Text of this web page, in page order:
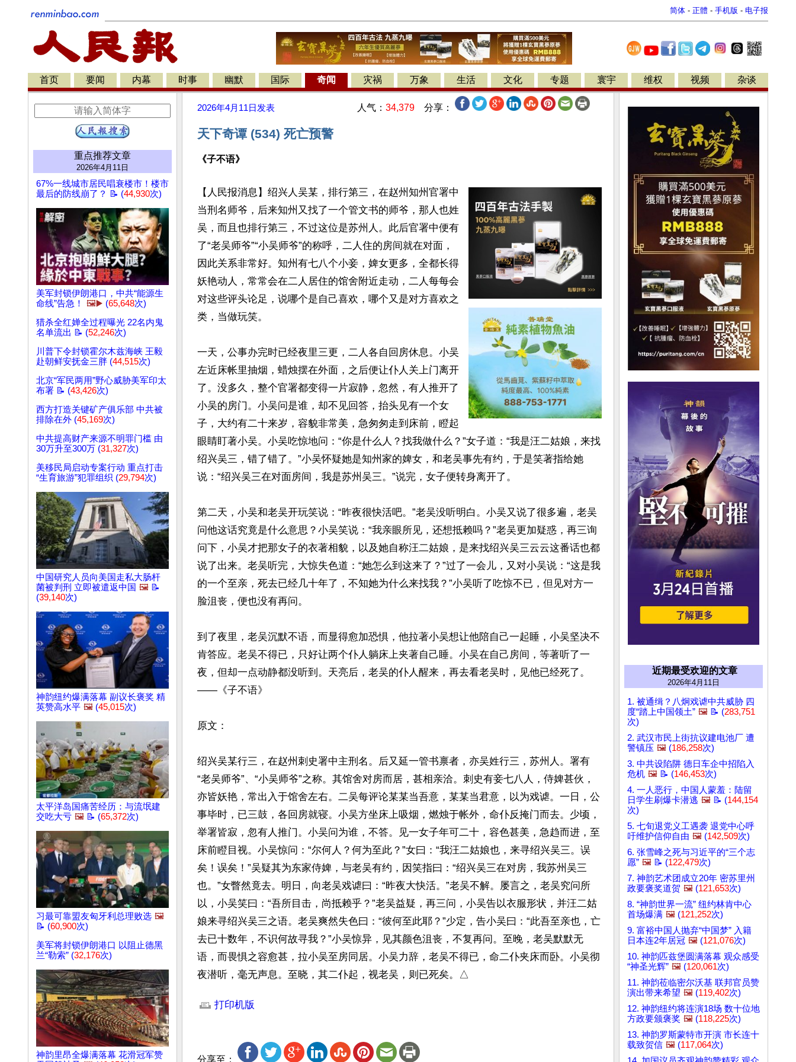
简体 - 正體 - 手机版 - 电子报
首页 要闻 内幕 时事 幽默 国际 奇闻 灾祸 万象 生活 文化 专题 寰宇 维权 视频 杂谈
重点推荐文章
2026年4月11日
67%一线城市居民唱衰楼市！楼市
最后的防线崩了？ 📝 (44,930次)
美军封锁伊朗港口，中共“能源生
命线”告急！
🖼️▶️ (65,648次)
猎杀全红婵全过程曝光 22名内鬼
名单流出 📝 (52,246次)
川普下令封锁霍尔木兹海峡 王毅
赴朝鲜安抚金三胖 (44,515次)
北京“军民两用”野心威胁美军印太
布署 📝 (43,426次)
西方打造关键矿产俱乐部 中共被
排除在外 (45,169次)
中共提高财产来源不明罪门槛 由
30万升至300万 (31,327次)
美移民局启动专案行动 重点打击
“生育旅游”犯罪组织 (29,794次)
中国研究人员向美国走私大肠杆
菌被判刑 立即被遣返中国 🖼️ 📝
(39,140次)
神韵纽约爆满落幕 副议长褒奖 精
英赞高水平 🖼️ (45,015次)
太平洋岛国痛苦经历：与流氓建
交吃大亏 🖼️ 📝 (65,372次)
习最可靠盟友匈牙利总理败选 🖼️
📝 (60,900次)
美军将封锁伊朗港口 以阻止德黑
兰“勒索” (32,176次)
神韵里昂全爆满落幕 花滑冠军赞
2026年4月11日 发表 人气： 34,379 分享：
天下奇谭 (534) 死亡预警
《子不语》
【人民报消息】绍兴人吴某，排行第三，在赵州知州官署中
当刑名师爷，后来知州又找了一个管文书的师爷，那人也姓
吴，而且也排行第三，不过这位是苏州人。此后官署中便有
了“老吴师爷”“小吴师爷”的称呼，二人住的房间就在对面，
因此关系非常好。知州有七八个小妾，婢女更多，全都长得
妖艳动人，常常会在二人居住的馆舍附近走动，二人每每会
对这些评头论足，说哪个是自己喜欢，哪个又是对方喜欢之
类，当做玩笑。
一天，公事办完时已经夜里三更，二人各自回房休息。小吴
左近床帐里抽烟，蜡烛摆在外面，之后便让仆人关上门离开
了。没多久，整个官署都变得一片寂静，忽然，有人推开了
小吴的房门。小吴问是谁，却不见回答，抬头见有一个女
子，大约有二十来岁，容貌非常美，急匆匆走到床前，瞪起
眼睛盯著小吴。小吴吃惊地问：“你是什么人？找我做什么？”女子道：“我是汪二姑娘，来找
绍兴吴三，错了错了。”小吴怀疑她是知州家的婢女，和老吴事先有约，于是笑著指给她
说：“绍兴吴三在对面房间，我是苏州吴三。”说完，女子便转身离开了。
第二天，小吴和老吴开玩笑说：“昨夜很快活吧。”老吴没听明白。小吴又说了很多遍，老吴
问他这话究竟是什么意思？小吴笑说：“我亲眼所见，还想抵赖吗？”老吴更加疑惑，再三询
问下，小吴才把那女子的衣著相貌，以及她自称汪二姑娘，是来找绍兴吴三云云这番话也都
说了出来。老吴听完，大惊失色道：“她怎么到这来了？”过了一会儿，又对小吴说：“这是我
的一个至亲，死去已经几十年了，不知她为什么来找我？”小吴听了吃惊不已，但见对方一
脸沮丧，便也没有再问。
到了夜里，老吴沉默不语，而显得愈加恐惧，他拉著小吴想让他陪自己一起睡，小吴坚决不
肯答应。老吴不得已，只好让两个仆人躺床上夹著自己睡。小吴在自己房间，等著听了一
夜，但却一点动静都没听到。天亮后，老吴的仆人醒来，再去看老吴时，见他已经死了。
——《子不语》
原文：
绍兴吴某行三，在赵州刺史署中主刑名。后又延一管书禀者，亦吴姓行三，苏州人。署有
“老吴师爷”、“小吴师爷”之称。其馆舍对房而居，甚相亲洽。刺史有妾七八人，侍婢甚伙，
亦皆妖艳，常出入于馆舍左右。二吴每评论某某当吾意，某某当君意，以为戏谑。一日，公
事毕时，已三鼓，各回房就寝。小吴方坐床上吸烟，燃烛于帐外，命仆反掩门而去。少顷，
举署皆寂，忽有人推门。小吴问为谁，不答。见一女子年可二十，容色甚美，急趋而进，至
床前瞪目视。小吴惊问：“尔何人？何为至此？”女曰：“我汪二姑娘也，来寻绍兴吴三。误
矣！误矣！”吴疑其为东家侍婢，与老吴有约，因笑指曰：“绍兴吴三在对房，我苏州吴三
也。”女瞥然竟去。明日，向老吴戏谑曰：“昨夜大快活。”老吴不解。屡言之，老吴究问所
以，小吴笑曰：“吾所目击，尚抵赖乎？”老吴益疑，再三问，小吴告以衣服形状，并汪二姑
娘来寻绍兴吴三之语。老吴爽然失色曰：“彼何至此耶？”少定，告小吴曰：“此吾至亲也，亡
去已十数年，不识何故寻我？”小吴惊异，见其颜色沮丧，不复再问。至晚，老吴默默无
语，而畏惧之容愈甚，拉小吴至房同居。小吴力辞，老吴不得已，命二仆夹床而卧。小吴彻
夜潜听，毫无声息。至晓，其二仆起，视老吴，则已死矣。△
打印机版
分享至：
近期最受欢迎的文章
2026年4月11日
1. 被通缉？八炯戏谑中共威胁 四
度“踏上中国领土” 🖼️ 📝 (283,751
次)
2. 武汉市民上街抗议建电池厂 遭
警镇压 🖼️ (186,258次)
3. 中共设陷阱 德日车企中招陷入
危机 🖼️ 📝 (146,453次)
4. 一人恶行，中国人蒙羞：陆留
日学生刷爆卡潜逃 🖼️ 📝 (144,154
次)
5. 七旬退党义工遇袭 退党中心呼
吁维护信仰自由 🖼️ (142,509次)
6. 张雪峰之死与习近平的“三个志
愿” 🖼️ 📝 (122,479次)
7. 神韵艺术团成立20年 密苏里州
政要褒奖道贺 🖼️ (121,653次)
8. “神韵世界一流” 纽约林肯中心
首场爆满 🖼️ (121,252次)
9. 富裕中国人抛弃“中国梦” 入籍
日本连2年居冠 🖼️ (121,076次)
10. 神韵匹兹堡圆满落幕 观众感受
“神圣光辉” 🖼️ (120,061次)
11. 神韵莅临密尔沃基 联邦官员赞
演出带来希望 🖼️ (119,402次)
12. 神韵纽约将连演18场 数十位地
方政要颁褒奖 🖼️ (118,225次)
13. 神韵罗斯蒙特市开演 市长连十
载致贺信 🖼️ (117,064次)